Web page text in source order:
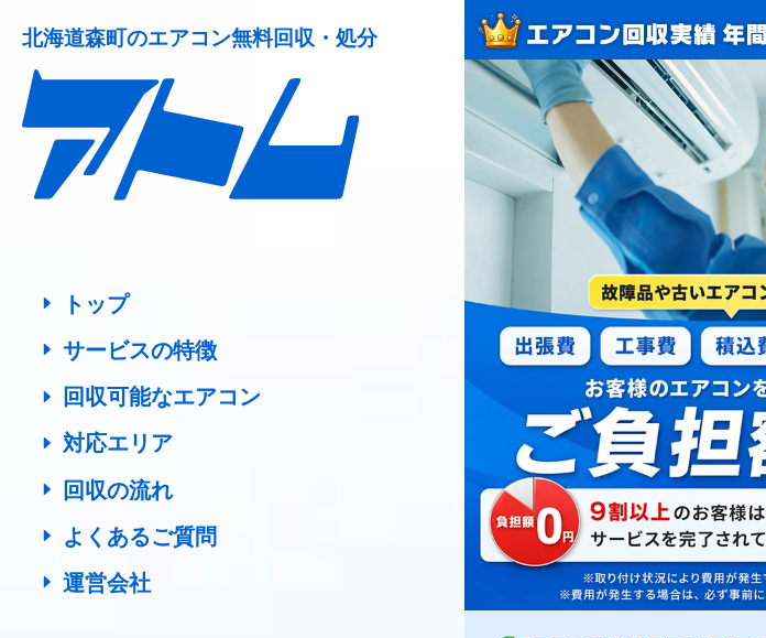
北海道森町のエアコン無料回収・処分
トップ
サービスの特徴
回収可能なエアコン
対応エリア
回収の流れ
よくあるご質問
運営会社